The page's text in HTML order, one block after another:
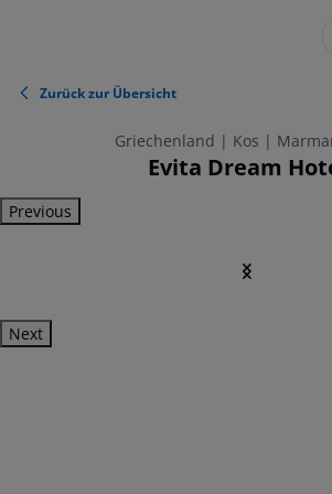
Zurück zur Übersicht
Griechenland | Kos |
Evita Dream
Previous
Next